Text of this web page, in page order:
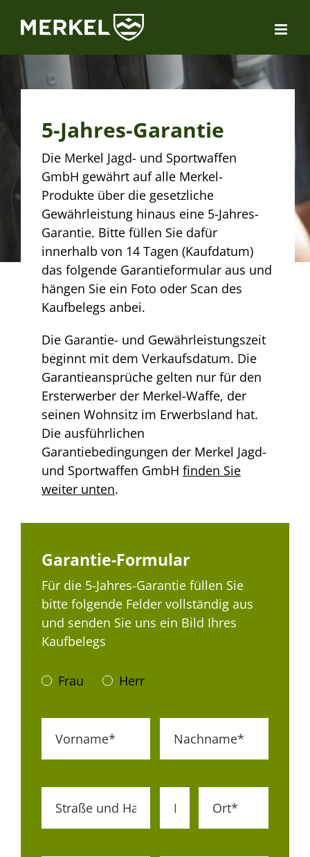
Inhalt
5-Jahres-Garantie
Die Merkel Jagd- und Sportwaffen
GmbH gewährt auf alle Merkel-
Produkte über die gesetzliche
Gewährleistung hinaus eine 5-Jahres-
Garantie. Bitte füllen Sie dafür
innerhalb von 14 Tagen (Kaufdatum)
das folgende Garantieformular aus und
hängen Sie ein Foto oder Scan des
Kaufbelegs anbei.
Die Garantie- und Gewährleistungszeit
beginnt mit dem Verkaufsdatum. Die
Garantieansprüche gelten nur für den
Ersterwerber der Merkel-Waffe, der
seinen Wohnsitz im Erwerbsland hat.
Die ausführlichen
Garantiebedingungen der Merkel Jagd-
und Sportwaffen GmbH finden Sie
weiter unten.
Garantie-Formular
Für die 5-Jahres-Garantie füllen Sie
bitte folgende Felder vollständig aus
und senden Sie uns ein Bild Ihres
Kaufbelegs
Frau Herr